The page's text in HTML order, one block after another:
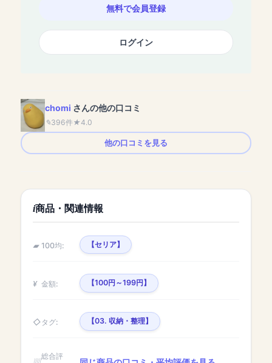
無料で会員登録
ログイン
chomi さんの他の口コミ
396件 4.0
他の口コミを見る
商品・関連情報
100均: 【セリア】
金額: 【100円～199円】
タグ: 【03. 収納・整理】
総合評